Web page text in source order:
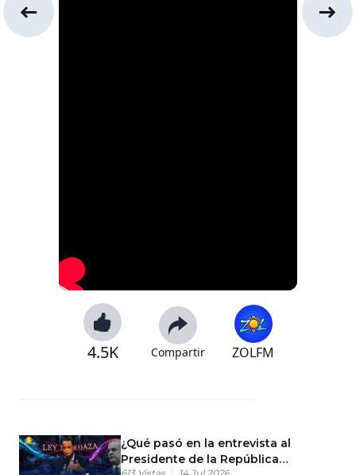
4.5K Compartir ZOLFM
¿Qué pasó en la entrevista al
Presidente de la República